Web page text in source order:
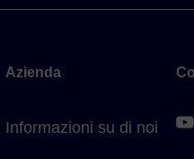
Azienda
Informazioni su di noi